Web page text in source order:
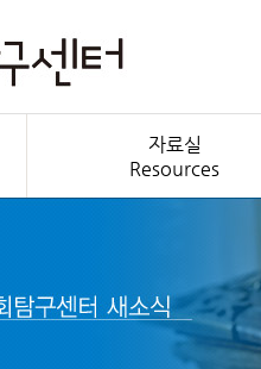
자료실
Resources